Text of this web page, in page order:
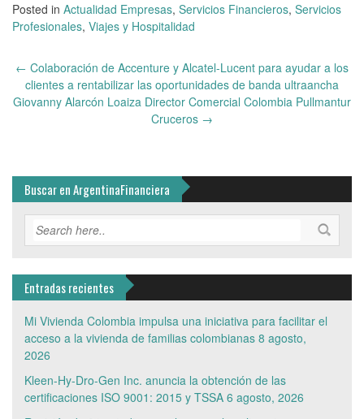
Posted in Actualidad Empresas, Servicios Financieros, Servicios
Profesionales, Viajes y Hospitalidad
Post
navigation
← Colaboración de Accenture y Alcatel-Lucent para ayudar a los
clientes a rentabilizar las oportunidades de banda ultraancha
Giovanny Alarcón Loaiza Director Comercial Colombia Pullmantur
Cruceros →
Buscar en ArgentinaFinanciera
Entradas recientes
Mi Vivienda Colombia impulsa una iniciativa para facilitar el
acceso a la vivienda de familias colombianas 8 agosto,
2026
Kleen-Hy-Dro-Gen Inc. anuncia la obtención de las
certificaciones ISO 9001: 2015 y TSSA 6 agosto, 2026